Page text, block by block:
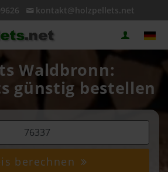
kontakt@holzpellets.net
Waldbronn:
günstig bestellen
berechnen